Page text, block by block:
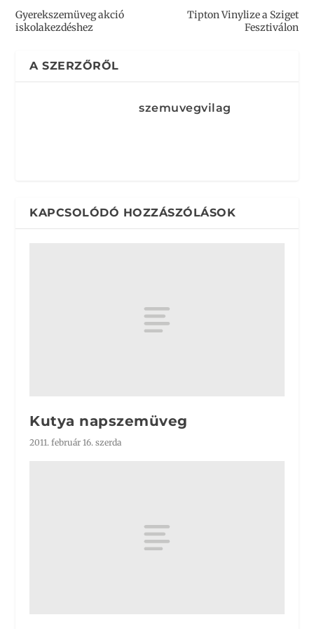
Gyerekszemüveg akció
iskolakezdéshez
Tipton Vinylize a Sziget
Fesztiválon
A SZERZŐRŐL
szemuvegvilag
KAPCSOLÓDÓ HOZZÁSZÓLÁSOK
Kutya napszemüveg
2011. február 16. szerda